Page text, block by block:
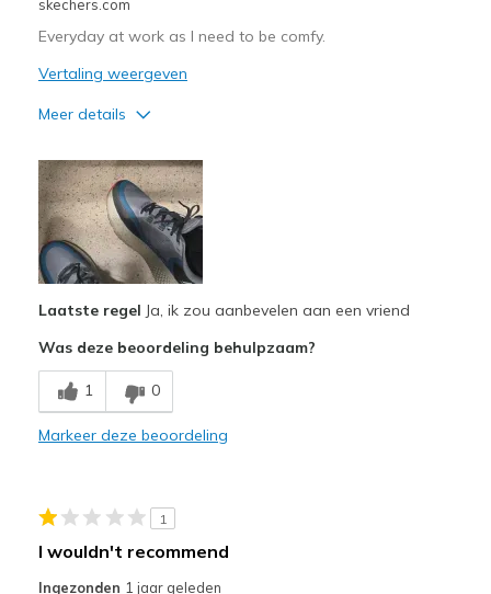
skechers.com
Everyday at work as I need to be comfy.
Vertaling weergeven
Meer details
Attractive Design
Comfortable
Beste toepassingen
Casual Wear
Going Out
Width
Laatste regel Ja, ik zou aanbevelen aan een vriend
Was deze beoordeling behulpzaam?
1 0
Markeer deze beoordeling
1
I wouldn't recommend
Ingezonden 1 jaar geleden